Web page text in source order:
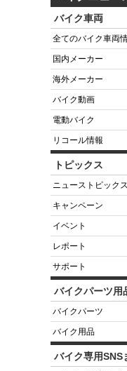
バイク車両
全てのバイク車両
国内メーカー
海外メーカー
バイク動画
電動バイク
リコール情報
トピックス
ニューストピックス
キャンペーン
イベント
レポート
サポート
バイクパーツ用
バイクパーツ
バイク用品
バイク専用SNS